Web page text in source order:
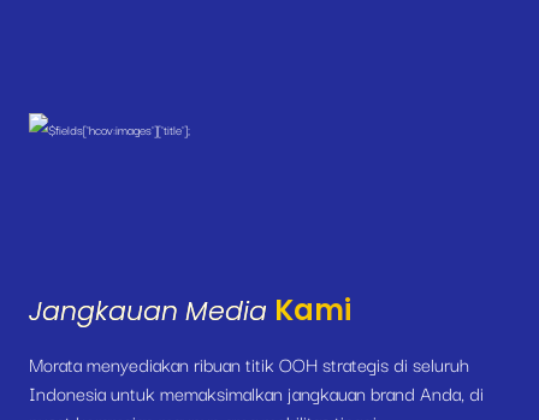
Jangkauan Media Kami
Morata menyediakan ribuan titik OOH strategis di seluruh
Indonesia untuk memaksimalkan jangkauan brand Anda, di